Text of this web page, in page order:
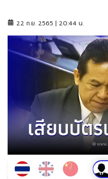
22 ก.ย. 2565 | 20:44 น.